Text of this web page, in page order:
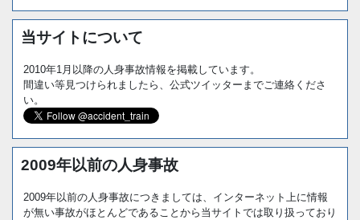
当サイトについて
2010年1月以降の人身事故情報を掲載しています。
間違い等見つけられましたら、公式ツイッターまでご連絡くださ
い。
2009年以前の人身事故
2009年以前の人身事故につきましては、インターネット上に情報
が無い事故がほとんどであることから当サイトでは取り扱っており